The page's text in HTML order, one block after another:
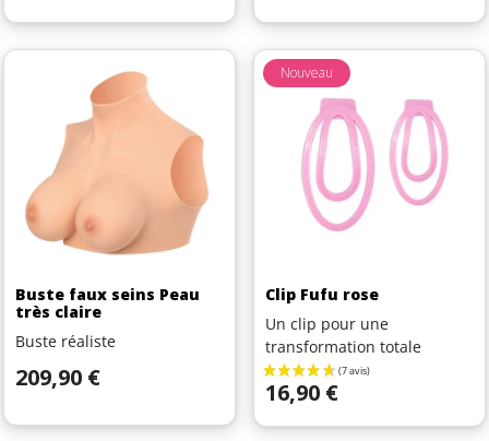
Buste faux seins Peau
très claire
Buste réaliste
Prix
209,90 €
Clip Fufu rose
Un clip pour une
transformation totale
Prix
16,90 €
Nouveau